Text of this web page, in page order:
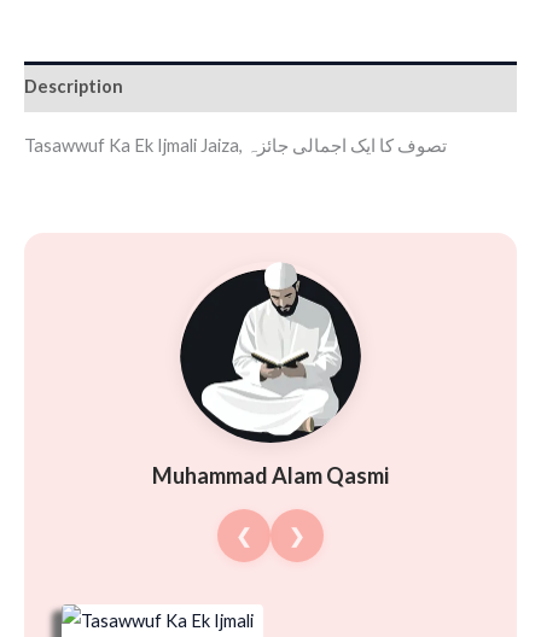
Description
Tasawwuf Ka Ek Ijmali Jaiza, تصوف کا ایک اجمالی جائزہ
Muhammad Alam Qasmi
❮ ❯